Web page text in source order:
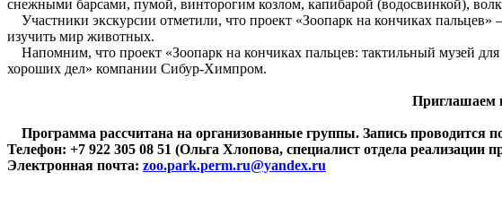
снежными барсами, пумой, винторогим козлом, капибарой (водосвинкой),
Участники экскурсии отметили, что проект «Зоопарк на кончиках
изучить мир животных.
Напомним, что проект «Зоопарк на кончиках пальцев: тактильный музей
хороших дел» компании Сибур-Химпром.
Приглашаем
Программа рассчитана на организованные группы. Запись проводится
Телефон: +7 922 305 08 51 (Ольга Хлопова, специалист отдела
Электронная почта: zoo.park.perm.ru@yandex.ru